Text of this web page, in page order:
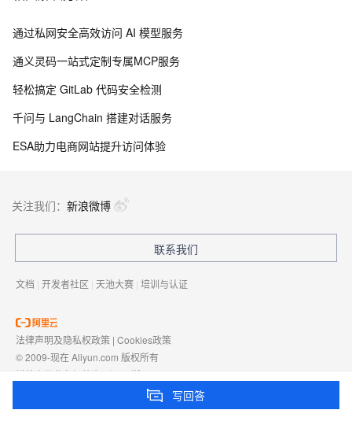
通过私网安全高效访问 AI 模型服务
通义灵码一站式定制专属MCP服务
轻松搞定 GitLab 代码安全检测
千问与 LangChain 搭建对话服务
ESA助力电商网站提升访问体验
写回答
关注我们： 新浪微博
联系我们
文档 | 开发者社区 | 天池大赛 | 培训与认证
法律声明及隐私权政策 | Cookies政策
© 2009-现在 Aliyun.com 版权所有
增值电信业务经营许可证： 浙B2-20080101
浙D3-20210002
浙公网安备 33010602009975号浙B2-20080101-4